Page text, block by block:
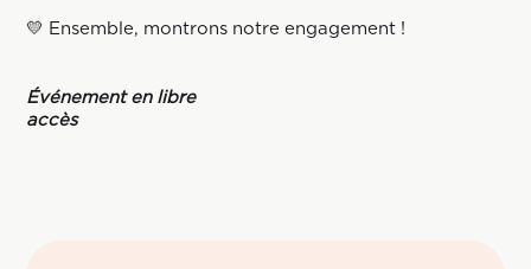
💛 Ensemble, montrons notre engagement !
Événement en libre
accès